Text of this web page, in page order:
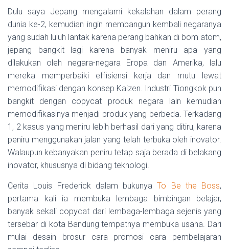
Dulu saya Jepang mengalami kekalahan dalam perang
dunia ke-2, kemudian ingin membangun kembali negaranya
yang sudah luluh lantak karena perang bahkan di bom atom,
jepang bangkit lagi karena banyak meniru apa yang
dilakukan oleh negara-negara Eropa dan Amerika, lalu
mereka memperbaiki effisiensi kerja dan mutu lewat
memodifikasi dengan konsep Kaizen. Industri Tiongkok pun
bangkit dengan copycat produk negara lain kemudian
memodifikasinya menjadi produk yang berbeda. Terkadang
1, 2 kasus yang meniru lebih berhasil dari yang ditiru, karena
peniru menggunakan jalan yang telah terbuka oleh inovator.
Walaupun kebanyakan peniru tetap saja berada di belakang
inovator, khususnya di bidang teknologi.
Cerita Louis Frederick dalam bukunyaTo Be the Boss,
pertama kali ia membuka lembaga bimbingan belajar,
banyak sekali copycat dari lembaga-lembaga sejenis yang
tersebar di kota Bandung tempatnya membuka usaha. Dari
mulai desain brosur cara promosi cara pembelajaran